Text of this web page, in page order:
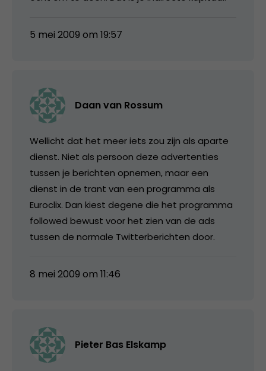
5 mei 2009 om 19:57
Daan van Rossum
Wellicht dat het meer iets zou zijn als aparte
dienst. Niet als persoon deze advertenties
tussen je berichten opnemen, maar een
dienst in de trant van een programma als
Euroclix. Dan kiest degene die het programma
followed bewust voor het zien van de ads
tussen de normale Twitterberichten door.
8 mei 2009 om 11:46
Pieter Bas Elskamp